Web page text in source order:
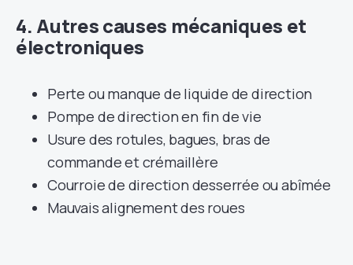
4. Autres causes mécaniques et
électroniques
Perte ou manque de liquide de direction
Pompe de direction en fin de vie
Usure des rotules, bagues, bras de
commande et crémaillère
Courroie de direction desserrée ou abîmée
Mauvais alignement des roues